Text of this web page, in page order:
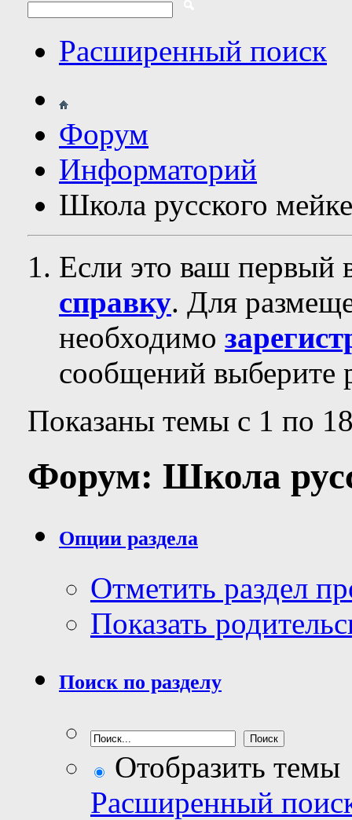
Расширенный поиск
Форум
Информаторий
Школа русского
Если это ваш первый
справку. Для
необходимо
сообщений выберите
Показаны темы с 1 по
Форум: Школа
Опции раздела
Отметить раздел
Показать
Поиск по разделу
Отобразить темы
Расширенный